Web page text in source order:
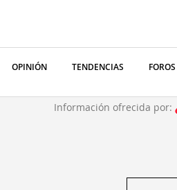
OPINIÓN TENDENCIAS FOROS
Información ofrecida por: